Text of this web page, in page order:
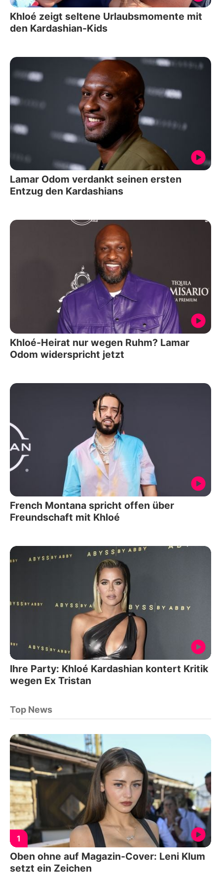
Khloé zeigt seltene Urlaubsmomente mit
den Kardashian-Kids
Lamar Odom verdankt seinen ersten
Entzug den Kardashians
Khloé-Heirat nur wegen Ruhm? Lamar
Odom widerspricht jetzt
French Montana spricht offen über
Freundschaft mit Khloé
Ihre Party: Khloé Kardashian kontert Kritik
wegen Ex Tristan
Top News
1
Oben ohne auf Magazin-Cover: Leni Klum
setzt ein Zeichen